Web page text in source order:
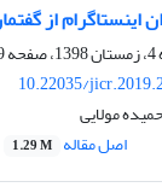
اینستاگرام از
10.22035/
مولایی
اصل مقاله 1.29 M